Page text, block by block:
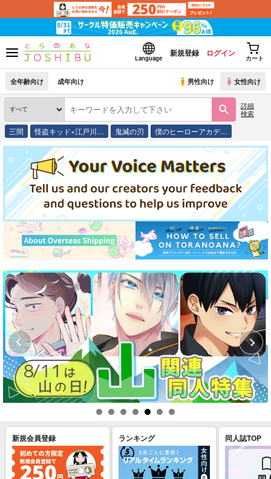
Language
新規登録 ログイン
カート
全年齢向け 成年向け 男性向け 女性向け
詳細
検索
三間 怪盗キッド×江戸川… 鬼滅の刃 僕のヒーローアカデ…
新規会員登録 ランキング 同人誌TOP